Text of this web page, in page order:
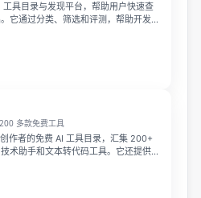
具目录与发现平台，帮助用户快速查
它通过分类、筛选和评测，帮助开发
多款免费工具
作者的免费 AI 工具目录，汇集 200+
术助手和文本转代码工具。它还提供优